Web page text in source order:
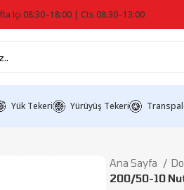
Içi 08:30–18:00 | Cts 08:30–13:00
Yük Tekeri Yürüyüş Tekeri
Ana Sayfa
200/50-10